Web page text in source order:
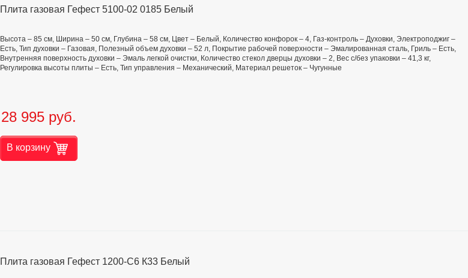
Плита газовая Гефест 5100-02 0185 Белый
Высота – 85 см, Ширина – 50 см, Глубина – 58 см, Цвет – Белый, Количество конфорок – 4, Газ-контроль – Духовки, Электроподжиг –
Есть, Тип духовки – Газовая, Полезный объем духовки – 52 л, Покрытие рабочей поверхности – Эмалированная сталь, Гриль – Есть,
Внутренняя поверхность духовки – Эмаль легкой очистки, Количество стекол дверцы духовки – 2, Вес с/без упаковки – 41,3 кг,
Регулировка высоты плиты – Есть, Тип управления – Механический, Материал решеток – Чугунные
28 995 руб.
В корзину
Плита газовая Гефест 1200-С6 К33 Белый